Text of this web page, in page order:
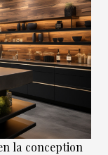
la conception